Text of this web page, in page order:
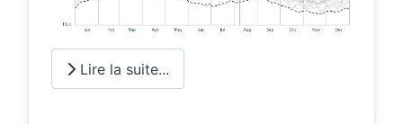
Lire la suite...